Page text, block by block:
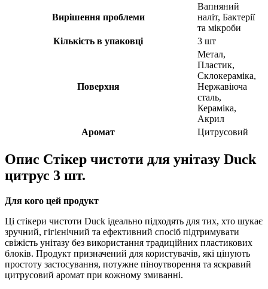
Вирішення проблеми
Вапняний
наліт, Бактерії
та мікроби
Кількість в упаковці
3 шт
Поверхня
Метал,
Пластик,
Склокераміка,
Нержавіюча
сталь,
Кераміка,
Акрил
Аромат
Цитрусовий
Опис Стікер чистоти для унітазу Duck
цитрус 3 шт.
Для кого цей продукт
Ці стікери чистоти Duck ідеально підходять для тих, хто шукає
зручний, гігієнічний та ефективний спосіб підтримувати
свіжість унітазу без використання традиційних пластикових
блоків. Продукт призначений для користувачів, які цінують
простоту застосування, потужне піноутворення та яскравий
цитрусовий аромат при кожному змиванні.